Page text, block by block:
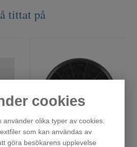
cookies
använder olika typer av cookies.
som kan användas av
göra besökarens upplevelse
tittat på
153255